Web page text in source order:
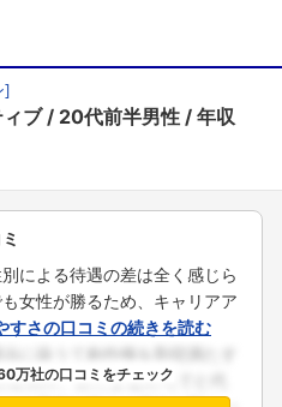
]
ブ 20代前半男性
年収
による待遇の差は全く感じら
女性が勝るため、キャリアア
すさの口コミの続きを読む
万社の口コミをチェック